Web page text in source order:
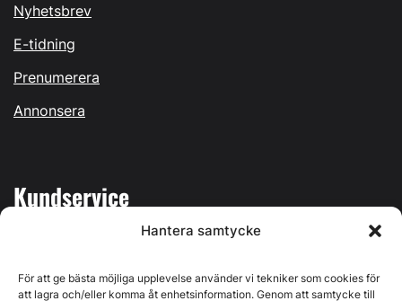
Hantera samtycke
För att ge bästa möjliga upplevelse använder vi tekniker som cookies för
att lagra och/eller komma åt enhetsinformation. Genom att samtycke till
Nyhetsbrev
E-tidning
Prenumerera
Annonsera
Kundservice
Kontakta oss